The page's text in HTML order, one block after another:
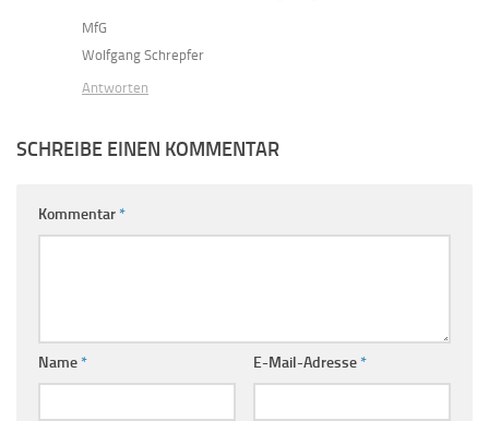
MfG
Wolfgang Schrepfer
Antworten
SCHREIBE EINEN KOMMENTAR
Kommentar*
Name* E-Mail-Adresse*